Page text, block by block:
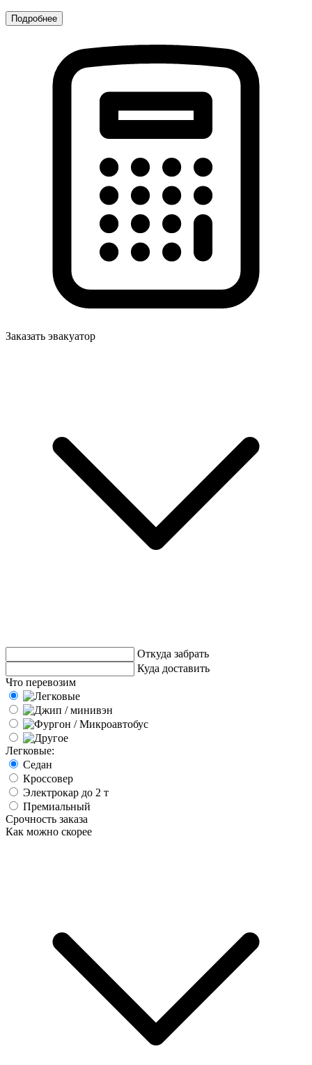
Подробнее
Заказать эвакуатор
Откуда забрать
Куда доставить
Что перевозим
Легковые:
Седан
Кроссовер
Электрокар до 2 т
Премиальный
Срочность заказа
Как можно скорее